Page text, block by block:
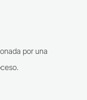
por una